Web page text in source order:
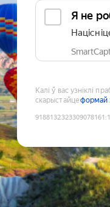
Я не
Калі ў вас узніклі
скарыстайцеформай
9188132323309078161 :